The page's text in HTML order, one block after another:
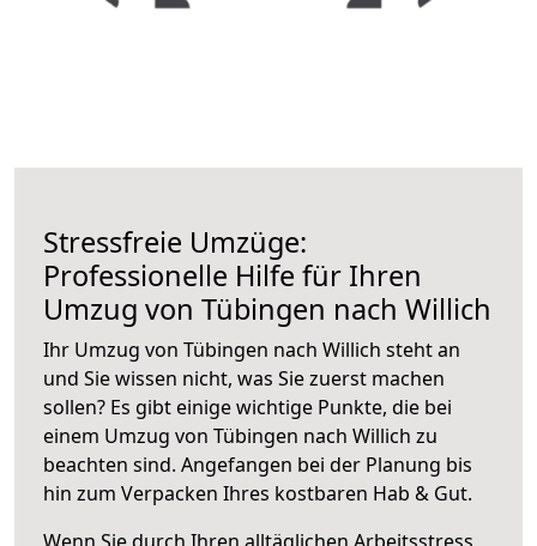
Stressfreie Umzüge:
Professionelle Hilfe für Ihren
Umzug von Tübingen nach Willich
Ihr Umzug von Tübingen nach Willich steht an
und Sie wissen nicht, was Sie zuerst machen
sollen? Es gibt einige wichtige Punkte, die bei
einem Umzug von Tübingen nach Willich zu
beachten sind. Angefangen bei der Planung bis
hin zum Verpacken Ihres kostbaren Hab & Gut.